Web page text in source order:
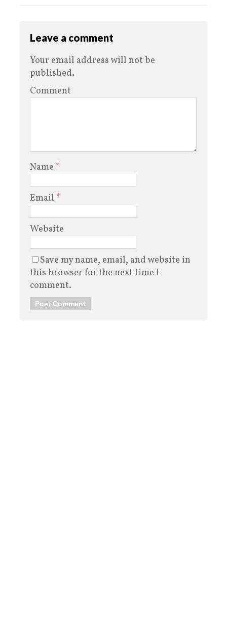
Leave a comment
Your email address will not be
published.
Comment
Name *
Email *
Website
Save my name, email, and website in
this browser for the next time I
comment.